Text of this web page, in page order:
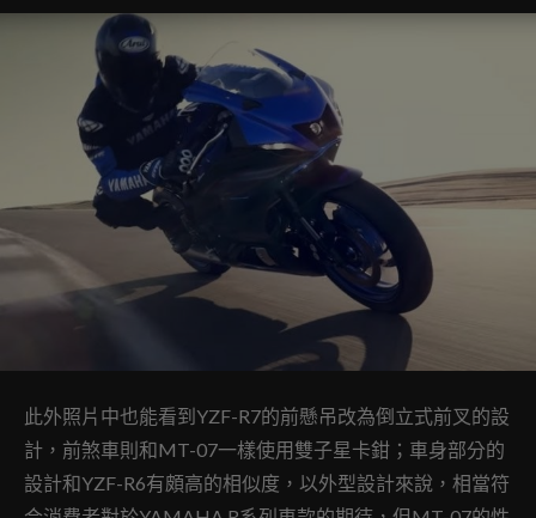
此外照片中也能看到YZF-R7的前懸吊改為倒立式前叉的設
計，前煞車則和MT-07一樣使用雙子星卡鉗；車身部分的
設計和YZF-R6有頗高的相似度，以外型設計來說，相當符